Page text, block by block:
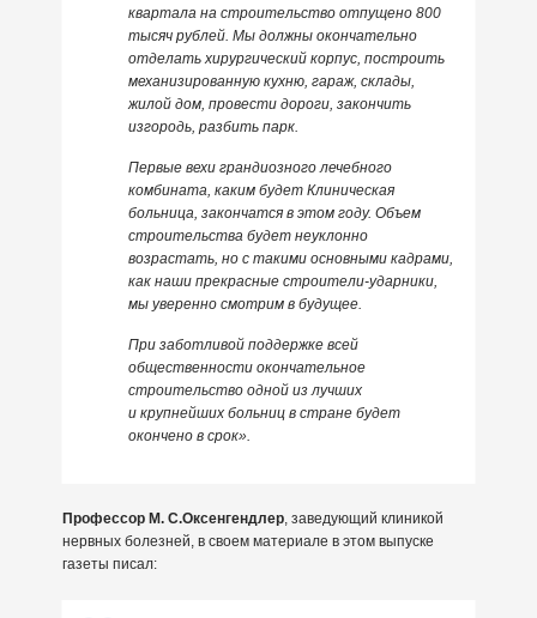
квартала на строительство отпущено 800
тысяч рублей. Мы должны окончательно
отделать хирургический корпус, построить
механизированную кухню, гараж, склады,
жилой дом, провести дороги, закончить
изгородь, разбить парк.
Первые вехи грандиозного лечебного
комбината, каким будет Клиническая
больница, закончатся в этом году. Объем
строительства будет неуклонно
возрастать, но с такими основными кадрами,
как наши прекрасные строители-ударники,
мы уверенно смотрим в будущее.
При заботливой поддержке всей
общественности окончательное
строительство одной из лучших
и крупнейших больниц в стране будет
окончено в срок».
Профессор М. С.Оксенгендлер, заведующий клиникой
нервных болезней, в своем материале в этом выпуске
газеты писал: